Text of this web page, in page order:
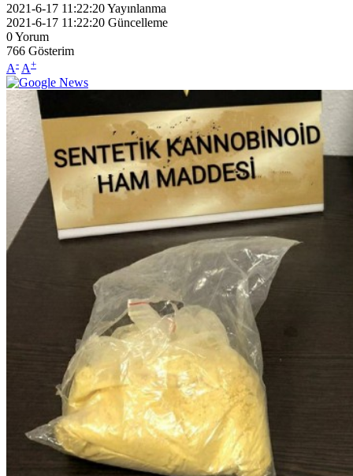
2021-6-17 11:22:20Yayınlanma
2021-6-17 11:22:20 Güncelleme
0Yorum
766 Gösterim
A- A+